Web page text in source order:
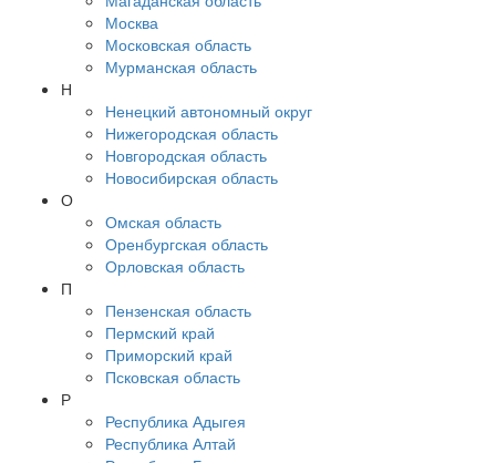
Москва
Московская область
Мурманская область
Н
Ненецкий автономный округ
Нижегородская область
Новгородская область
Новосибирская область
О
Омская область
Оренбургская область
Орловская область
П
Пензенская область
Пермский край
Приморский край
Псковская область
Р
Республика Адыгея
Республика Алтай